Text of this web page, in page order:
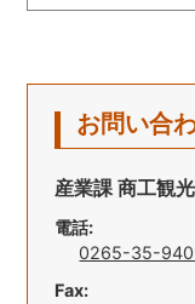
お問い合
産業課 商工観
電話:
0265-35-
Fax: